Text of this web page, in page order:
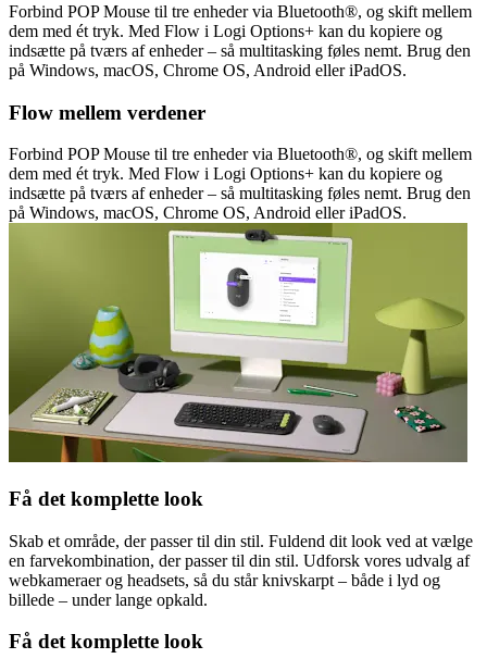
Forbind POP Mouse til tre enheder via Bluetooth®, og skift mellem
dem med ét tryk. Med Flow i Logi Options+ kan du kopiere og
indsætte på tværs af enheder – så multitasking føles nemt. Brug den
på Windows, macOS, Chrome OS, Android eller iPadOS.
Flow mellem verdener
Forbind POP Mouse til tre enheder via Bluetooth®, og skift mellem
dem med ét tryk. Med Flow i Logi Options+ kan du kopiere og
indsætte på tværs af enheder – så multitasking føles nemt. Brug den
på Windows, macOS, Chrome OS, Android eller iPadOS.
Få det komplette look
Skab et område, der passer til din stil. Fuldend dit look ved at vælge
en farvekombination, der passer til din stil. Udforsk vores udvalg af
webkameraer og headsets, så du står knivskarpt – både i lyd og
billede – under lange opkald.
Få det komplette look